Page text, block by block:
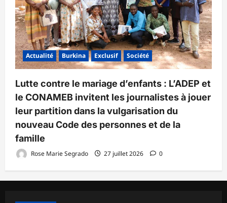
Actualité Burkina Exclusif Société
Lutte contre le mariage d’enfants : L’ADEP et
le CONAMEB invitent les journalistes à jouer
leur partition dans la vulgarisation du
nouveau Code des personnes et de la
famille
Rose Marie Segrado 27 juillet 2026 0